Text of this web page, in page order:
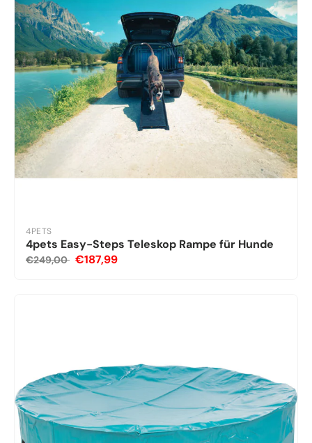
4PETS
4pets Easy-Steps Teleskop Rampe für Hunde
€249,00 €187,99